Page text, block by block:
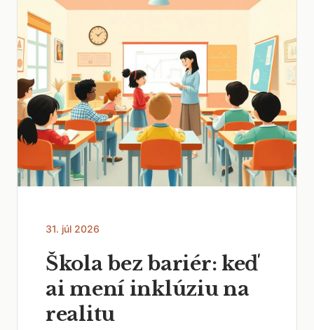
31. júl 2026
Škola bez bariér: keď
ai mení inklúziu na
realitu